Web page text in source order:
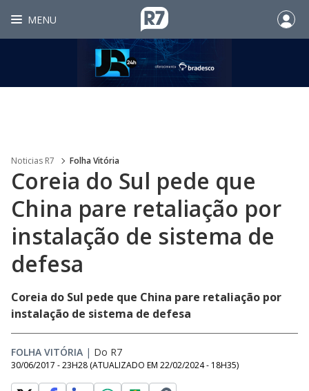
MENU
Noticias R7 Folha Vitória
Coreia do Sul pede que
China pare retaliação por
instalação de sistema de
defesa
Coreia do Sul pede que China pare retaliação por
instalação de sistema de defesa
FOLHA VITÓRIA | Do R7
30/06/2017 - 23H28 (ATUALIZADO EM 22/02/2024 - 18H35)